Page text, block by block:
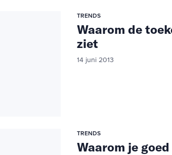
TRENDS
Waarom de
ziet
14 juni 2013
TRENDS
Waarom je